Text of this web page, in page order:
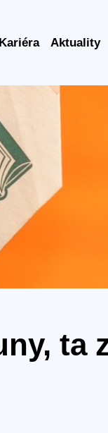
Kariéra Aktuality
ta